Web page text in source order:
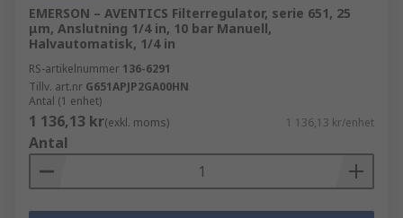
EMERSON – AVENTICS Filterregulator, serie 651, 25
μm, Anslutning 1/4 in, 10 bar Manuell,
Halvautomatisk, 1/4 in
RS-artikelnummer 136-6291
Tillv. art.nr G651APJP2GA00HN
Antal (1 enhet)
1 136,13 kr(exkl. moms) 1 136,13 kr/enhet
Antal